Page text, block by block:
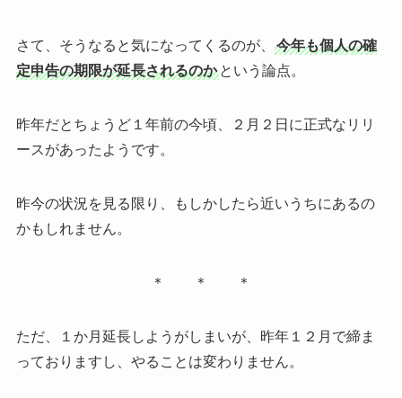
さて、そうなると気になってくるのが、
今年も個人の確
定申告の期限が延長されるのかという論点。
昨年だとちょうど１年前の今頃、２月２日に正式なリリ
ースがあったようです。
昨今の状況を見る限り、もしかしたら近いうちにあるの
かもしれません。
＊ ＊ ＊
ただ、１か月延長しようがしまいが、昨年１２月で締ま
っておりますし、やることは変わりません。